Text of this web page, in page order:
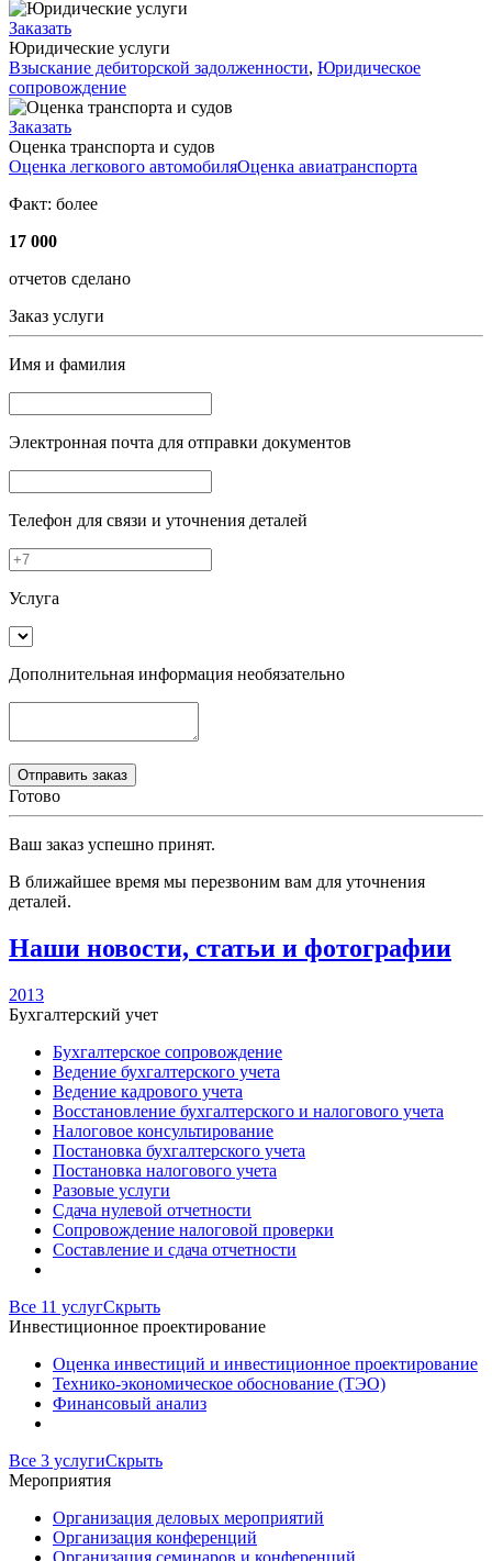
Заказать
Юридические услуги
Взыскание дебиторской задолженности, Юридическое
сопровождение
Заказать
Оценка транспорта и судов
Оценка легкового автомобиляОценка авиатранспорта
Факт: более
17 000
отчетов сделано
Заказ услуги
Имя и фамилия
Электронная почта для отправки документов
Телефон для связи и уточнения деталей
Услуга
Дополнительная информация необязательно
Готово
Ваш заказ успешно принят.
В ближайшее время мы перезвоним вам для уточнения
деталей.
Наши новости, статьи и фотографии
2013
Бухгалтерский учет
Бухгалтерское сопровождение
Ведение бухгалтерского учета
Ведение кадрового учета
Восстановление бухгалтерского и налогового учета
Налоговое консультирование
Постановка бухгалтерского учета
Постановка налогового учета
Разовые услуги
Сдача нулевой отчетности
Сопровождение налоговой проверки
Составление и сдача отчетности
Все 11 услугСкрыть
Инвестиционное проектирование
Оценка инвестиций и инвестиционное проектирование
Технико-экономическое обоснование (ТЭО)
Финансовый анализ
Все 3 услугиСкрыть
Мероприятия
Организация деловых мероприятий
Организация конференций
Организация семинаров и конференций